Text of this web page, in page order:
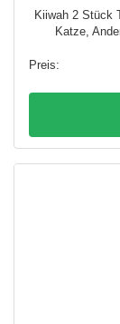
Kiiwah 2 Stück
Katze,